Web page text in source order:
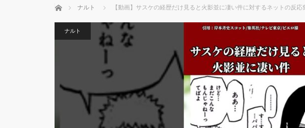
ホーム ナルト 【動画】サスケの経歴だけ見ると火影並に凄い件に対するネットの反
ナルト